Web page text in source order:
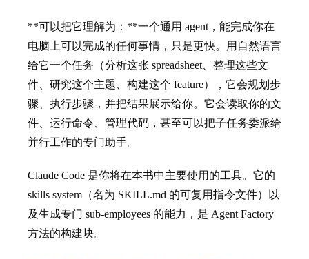
**可以把它理解为：**一个通用 agent，能完成你在
电脑上可以完成的任何事情，只是更快。用自然语言
给它一个任务（分析这张 spreadsheet、整理这些文
件、研究这个主题、构建这个 feature），它会规划步
骤、执行步骤，并把结果展示给你。它会读取你的文
件、运行命令、管理代码，甚至可以把子任务委派给
并行工作的专门助手。
Claude Code 是你将在本书中主要使用的工具。它的
skills system（名为 SKILL.md 的可复用指令文件）以
及生成专门 sub-employees 的能力，是 Agent Factory
方法的构建块。